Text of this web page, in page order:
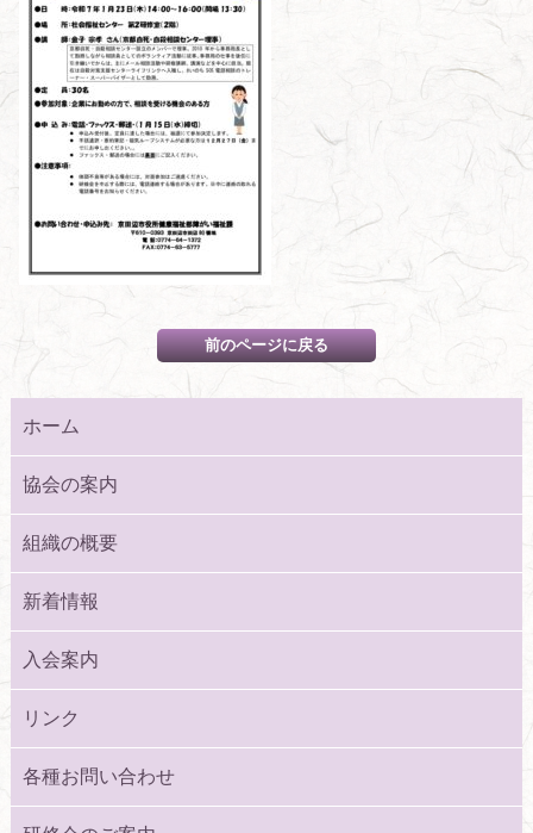
ホーム
協会の案内
組織の概要
新着情報
入会案内
リンク
各種お問い合わせ